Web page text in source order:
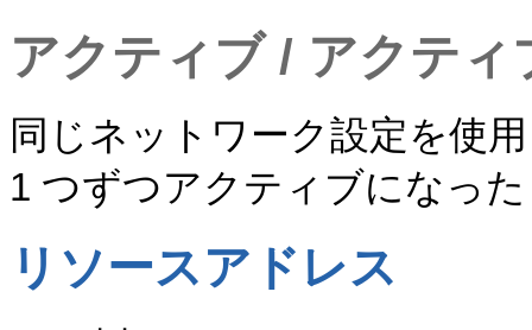
アクティブ / アクティ
同じネットワーク設定を使
1 つずつアクティブになっ
リソースアドレス